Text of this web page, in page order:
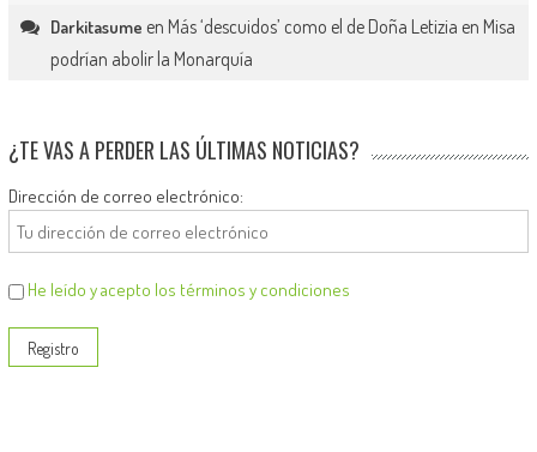
Darkitasume en Más ‘descuidos’ como el de Doña Letizia en Misa
podrían abolir la Monarquía
¿TE VAS A PERDER LAS ÚLTIMAS NOTICIAS?
Dirección de correo electrónico:
He leído y acepto los términos y condiciones